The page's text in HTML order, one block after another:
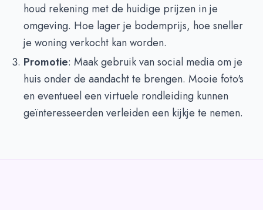
houd rekening met de huidige prijzen in je
omgeving. Hoe lager je bodemprijs, hoe sneller
je woning verkocht kan worden.
Promotie: Maak gebruik van social media om je
huis onder de aandacht te brengen. Mooie foto's
en eventueel een virtuele rondleiding kunnen
geïnteresseerden verleiden een kijkje te nemen.